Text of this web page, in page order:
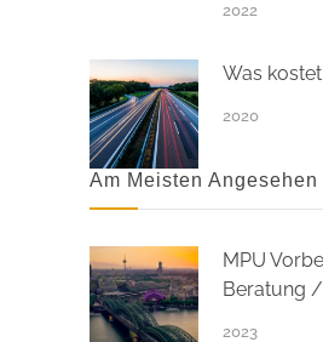
2022
Was
2020
Am Meisten Angesehen
MPU
Beratung
2023